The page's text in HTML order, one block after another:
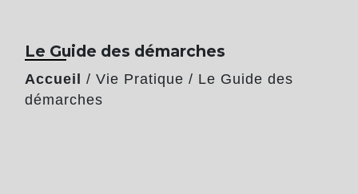
Le Guide des démarches
Accueil / Vie Pratique / Le Guide des
démarches